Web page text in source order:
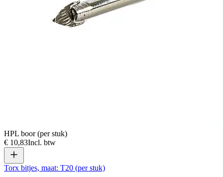
HPL boor (per stuk)
€ 10,83Incl. btw
Torx bitjes, maat: T20 (per stuk)